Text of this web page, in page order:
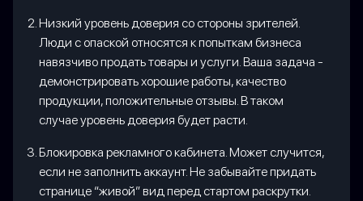
Низкий уровень доверия со стороны зрителей.
Люди с опаской относятся к попыткам бизнеса
навязчиво продать товары и услуги. Ваша задача -
демонстрировать хорошие работы, качество
продукции, положительные отзывы. В таком
случае уровень доверия будет расти.
Блокировка рекламного кабинета. Может случится,
если не заполнить аккаунт. Не забывайте придать
странице “живой” вид перед стартом раскрутки.